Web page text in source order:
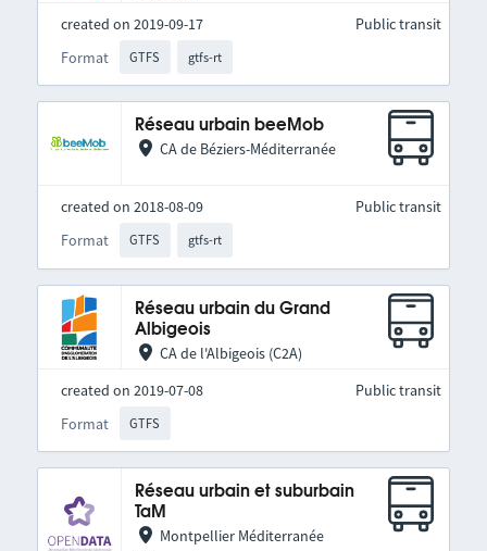
created on 2019-09-17
Format
GTFS gtfs-rt
Public transit
Réseau urbain beeMob
CA de Béziers-Méditerranée
created on 2018-08-09
Format
GTFS gtfs-rt
Public transit
Réseau urbain du Grand
Albigeois
CA de l'Albigeois (C2A)
created on 2019-07-08
Format
GTFS
Public transit
Réseau urbain et suburbain
TaM
Montpellier Méditerranée